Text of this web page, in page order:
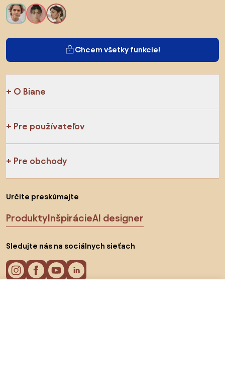
Chcem všetky funkcie!
O Biane
Pre používateľov
Pre obchody
Určite preskúmajte
ProduktyInšpirácieAI designer
Sledujte nás na sociálnych sieťach